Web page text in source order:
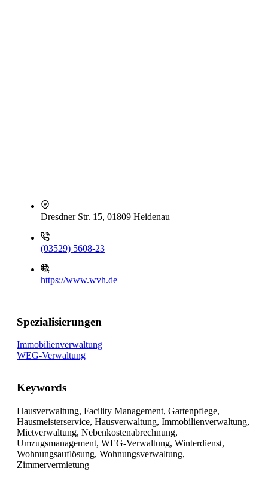
Dresdner Str. 15, 01809 Heidenau
(03529) 5608-23
https://www.wvh.de
Spezialisierungen
Immobilienverwaltung
WEG-Verwaltung
Keywords
Hausverwaltung, Facility Management, Gartenpflege,
Hausmeisterservice, Hausverwaltung, Immobilienverwaltung,
Mietverwaltung, Nebenkostenabrechnung,
Umzugsmanagement, WEG-Verwaltung, Winterdienst,
Wohnungsauflösung, Wohnungsverwaltung,
Zimmervermietung